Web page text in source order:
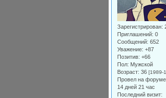
Зарегистрирован:
Приглашений: 0
Сообщений: 652
Уважение: +87
Позитив: +66
Пол: Мужской
Возраст: 36 [1989-
Провел на
14 дней 21 час
Последний визит: